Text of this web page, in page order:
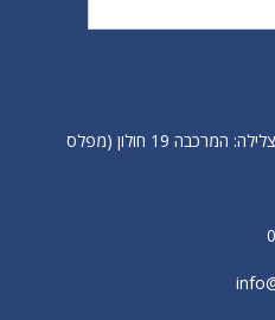
אולם תצוגה, מעבדת שירות ומרכז צלילה: המרכבה 19 חולון (מפלס